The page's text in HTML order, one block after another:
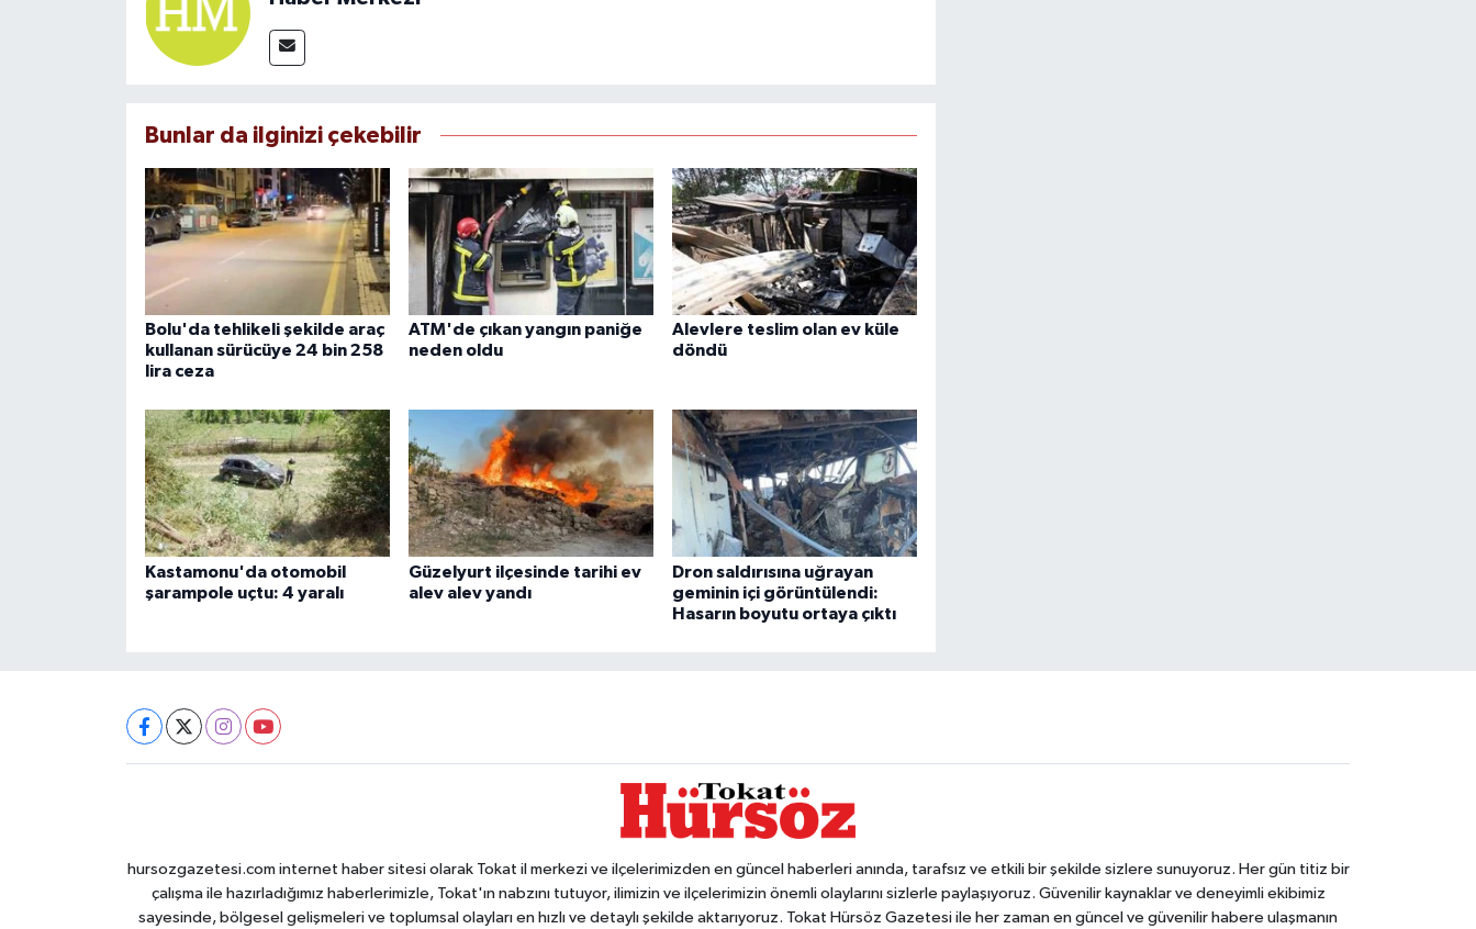
Bunlar da ilginizi çekebilir
Bolu'da tehlikeli şekilde araç
kullanan sürücüye 24 bin 258
lira ceza
ATM'de çıkan yangın paniğe
neden oldu
Alevlere teslim olan ev küle
döndü
Kastamonu'da otomobil
şarampole uçtu: 4 yaralı
Güzelyurt ilçesinde tarihi ev
alev alev yandı
Dron saldırısına uğrayan
geminin içi görüntülendi:
Hasarın boyutu ortaya çıktı
hursozgazetesi.com internet haber sitesi olarak Tokat il merkezi ve ilçelerimizden en güncel haberleri anında, tarafsız ve etkili bir şekilde sizlere sunuyoruz. Her gün titiz bir
çalışma ile hazırladığımız haberlerimizle, Tokat'ın nabzını tutuyor, ilimizin ve ilçelerimizin önemli olaylarını sizlerle paylaşıyoruz. Güvenilir kaynaklar ve deneyimli ekibimiz
sayesinde, bölgesel gelişmeleri ve toplumsal olayları en hızlı ve detaylı şekilde aktarıyoruz. Tokat Hürsöz Gazetesi ile her zaman en güncel ve güvenilir habere ulaşmanın